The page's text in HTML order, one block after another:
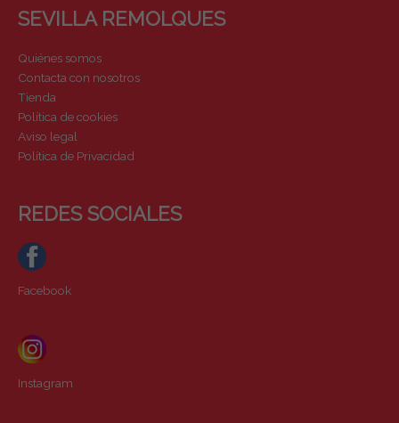
SEVILLA REMOLQUES
Quiénes somos
Contacta con nosotros
Tienda
Política de cookies
Aviso legal
Política de Privacidad
REDES SOCIALES
Facebook
Instagram